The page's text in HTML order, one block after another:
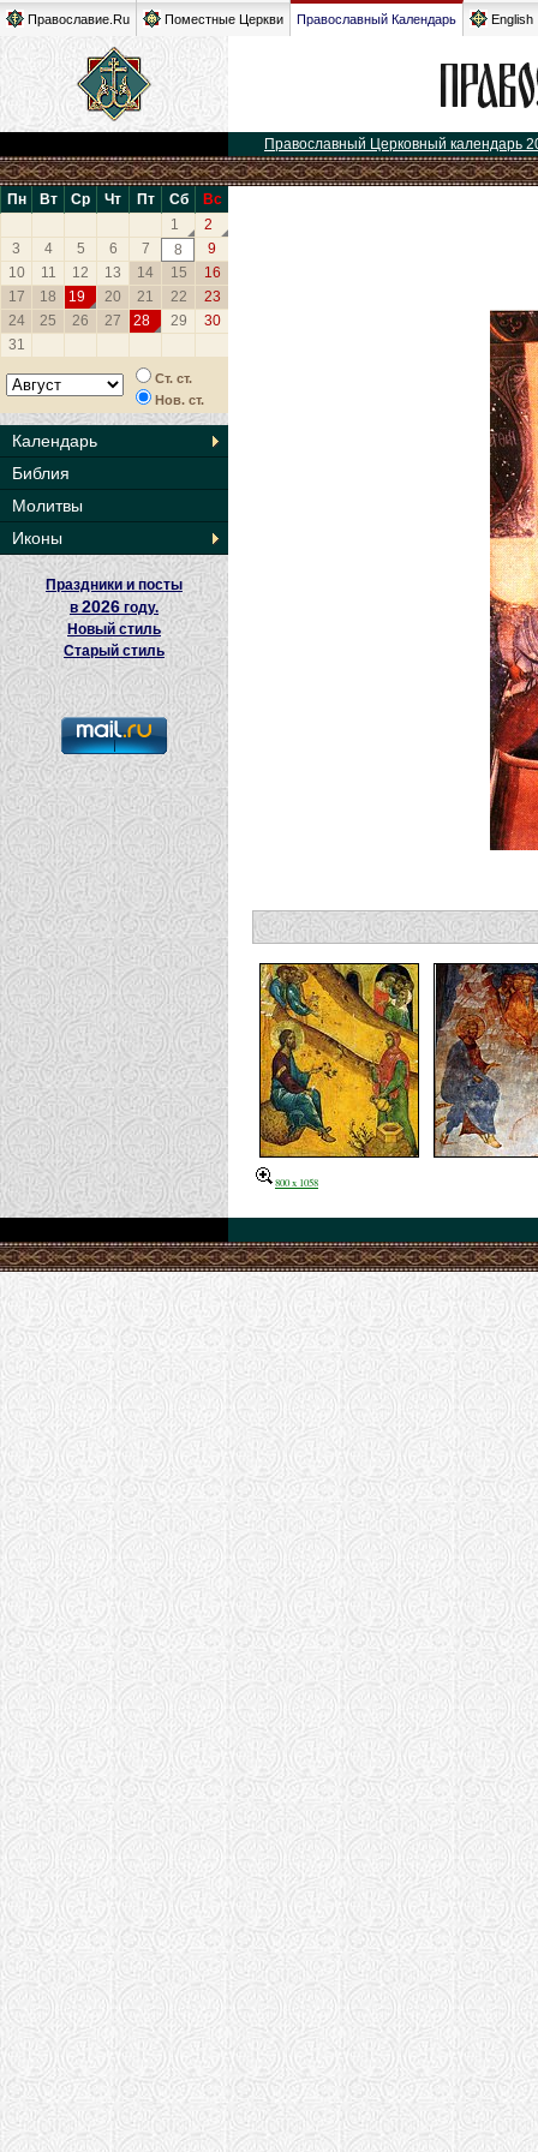
Православие.Ru Поместные Церкви Православный Календарь English
Православный Церковный календарь
Пн Вт Ср Чт Пт Сб
Вс
1
2
3
4 5 6 7 8
9
10
11 12 13 14 15
16
17
18 19 20 21 22
23
24
25 26 27 28 29
30
31
Ст. ст.
Нов. ст.
Календарь
Библия
Молитвы
Иконы
Праздники и посты
в2026 году.
Новый стиль
Старый стиль
800 x 1058